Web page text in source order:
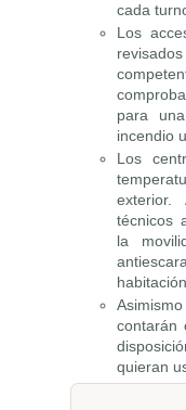
cada
Los
para
incendio
Los
exterior.
técnicos
la
contarán
quieran